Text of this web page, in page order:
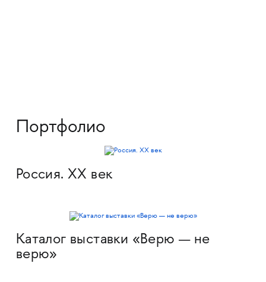
Портфолио
Россия. XX век
Каталог выставки «Верю — не
верю»